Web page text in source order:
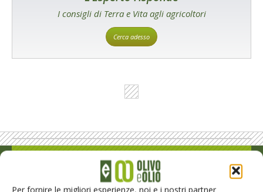
I consigli di Terra e Vita agli agricoltori
Cerca adesso
Rimani aggiornato sul mondo